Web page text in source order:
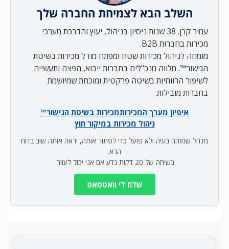
השלב הבא לצמיחת החברה שלך
עמיר קרן. 38 שנות ניסיון בניהול, יעוץ והדרכת מערכי
מכירות בחברות B2B.
מומחה לניהול מכירות שטח ומפתח מודל מכירות בשיטת
הגישור™. מלווה מנכ"לים בחברות ייבוא, הפצה ותעשייה
לשיפור הרווחיות בשיטה פרקטית ומוכחת שמיושמת
בחברות מובילות.
איפיון מערך המכירותמכירות בשיטת הגישור™
ניהול מכירות במיקור חוץ
מנהל שמזהה בעיה ולא פועל כדי לפתור אותה, יראה אותה שוב בדוח
הבא.
בשיחה של 20 דקות נדע אם אני יכול לעזור.
שלח לי וואטסאפ